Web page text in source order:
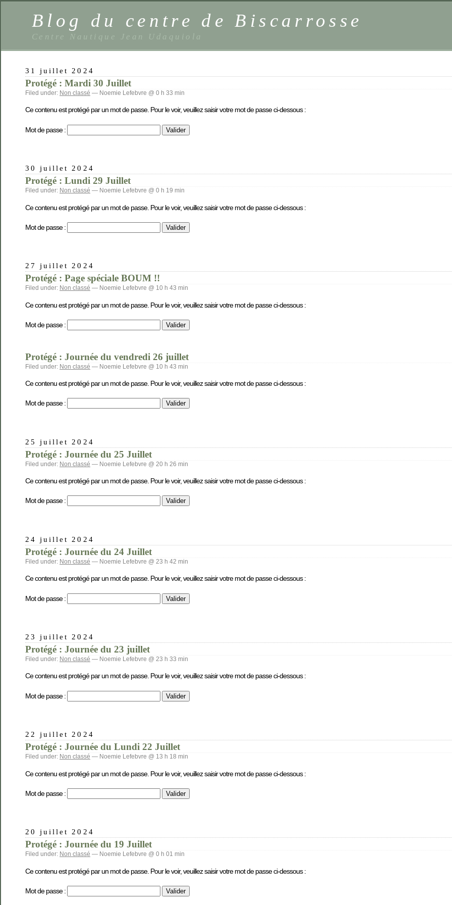
Blog du centre de Biscarrosse
Centre Nautique Jean Udaquiola
31 juillet 2024
Protégé : Mardi 30 Juillet
Filed under: Non classé — Noemie Lefebvre @ 0 h 33 min
Ce contenu est protégé par un mot de passe. Pour le voir, veuillez saisir votre mot de passe ci-dessous :
Mot de passe :
30 juillet 2024
Protégé : Lundi 29 Juillet
Filed under: Non classé — Noemie Lefebvre @ 0 h 19 min
Ce contenu est protégé par un mot de passe. Pour le voir, veuillez saisir votre mot de passe ci-dessous :
Mot de passe :
27 juillet 2024
Protégé : Page spéciale BOUM !!
Filed under: Non classé — Noemie Lefebvre @ 10 h 43 min
Ce contenu est protégé par un mot de passe. Pour le voir, veuillez saisir votre mot de passe ci-dessous :
Mot de passe :
Protégé : Journée du vendredi 26 juillet
Filed under: Non classé — Noemie Lefebvre @ 10 h 43 min
Ce contenu est protégé par un mot de passe. Pour le voir, veuillez saisir votre mot de passe ci-dessous :
Mot de passe :
25 juillet 2024
Protégé : Journée du 25 Juillet
Filed under: Non classé — Noemie Lefebvre @ 20 h 26 min
Ce contenu est protégé par un mot de passe. Pour le voir, veuillez saisir votre mot de passe ci-dessous :
Mot de passe :
24 juillet 2024
Protégé : Journée du 24 Juillet
Filed under: Non classé — Noemie Lefebvre @ 23 h 42 min
Ce contenu est protégé par un mot de passe. Pour le voir, veuillez saisir votre mot de passe ci-dessous :
Mot de passe :
23 juillet 2024
Protégé : Journée du 23 juillet
Filed under: Non classé — Noemie Lefebvre @ 23 h 33 min
Ce contenu est protégé par un mot de passe. Pour le voir, veuillez saisir votre mot de passe ci-dessous :
Mot de passe :
22 juillet 2024
Protégé : Journée du Lundi 22 Juillet
Filed under: Non classé — Noemie Lefebvre @ 13 h 18 min
Ce contenu est protégé par un mot de passe. Pour le voir, veuillez saisir votre mot de passe ci-dessous :
Mot de passe :
20 juillet 2024
Protégé : Journée du 19 Juillet
Filed under: Non classé — Noemie Lefebvre @ 0 h 01 min
Ce contenu est protégé par un mot de passe. Pour le voir, veuillez saisir votre mot de passe ci-dessous :
Mot de passe :